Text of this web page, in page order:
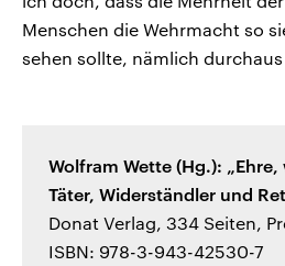
Menschen die Wehrmacht so
sehen sollte, nämlich durchaus
Wolfram Wette (Hg.):
Täter, Widerständler und
Donat Verlag, 334 Seiten,
ISBN: 978-3-943-42530-7